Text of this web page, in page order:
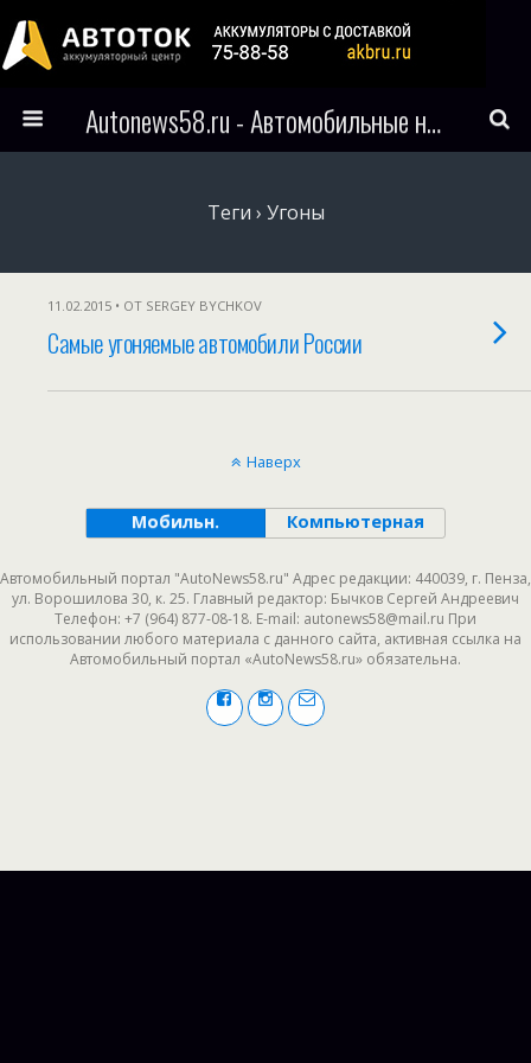
Autonews58.ru - Автомобильные новости Пензы и всего мира
Теги › Угоны
11.02.2015 • ОТ SERGEY BYCHKOV
Самые угоняемые автомобили России
Наверх
Мобильн. Компьютерная
Автомобильный портал "AutoNews58.ru" Адрес редакции: 440039, г. Пенза,
ул. Ворошилова 30, к. 25. Главный редактор: Бычков Сергей Андреевич
Телефон: +7 (964) 877-08-18. E-mail: autonews58@mail.ru При
использовании любого материала с данного сайта, активная ссылка на
Автомобильный портал «AutoNews58.ru» обязательна.